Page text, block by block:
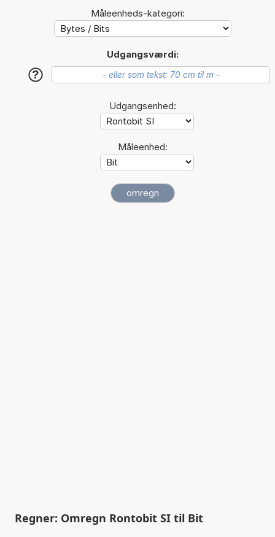
Måleenheds-kategori:
Udgangsværdi:
?
Udgangsenhed:
Måleenhed:
Regner: Omregn Rontobit SI til Bit